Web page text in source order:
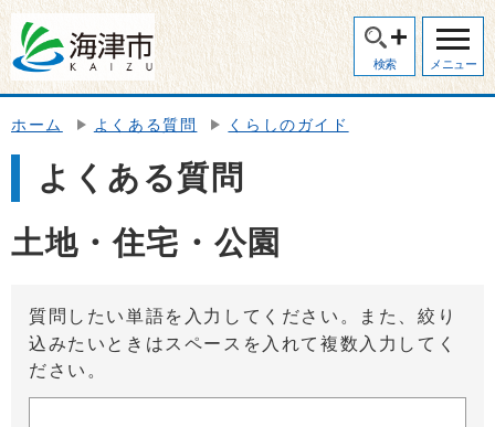
検索 メニュー
ホーム よくある質問 くらしのガイド
よくある質問
土地・住宅・公園
質問したい単語を入力してください。また、絞り
込みたいときはスペースを入れて複数入力してく
ださい。